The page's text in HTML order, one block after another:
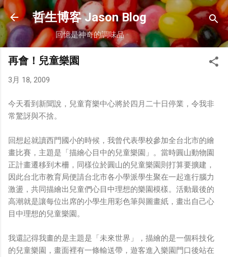
跳到主要內容
哲生博客 Jason Blog
回憶是神奇的調味品
再會！兒童樂園
3月 18, 2009
今天看到新聞說，兒童育樂中心將於四月二十日停業，令我非
常驚訝與不捨。
回想起就讀西門國小的時候，我曾代表學校參加全台北市的繪
畫比賽，主題是「描繪心目中的兒童樂園」。當時圓山動物園
正計畫遷移到木柵，同樣位於圓山的兒童樂園則打算要擴建，
因此台北市教育局便請台北市各小學派學生聚在一起進行腦力
激盪，共同描繪出兒童們心目中理想的樂園模樣。活動最後的
高潮就是讓每位出席的小學生用彩色筆與圖畫紙，畫出自己心
目中理想的兒童樂園。
我還記得我畫的是主題是「未來世界」，描繪的是一個科技化
的兒童樂園，畫面裡有一條輸送帶，遊客進入樂園門口後站在